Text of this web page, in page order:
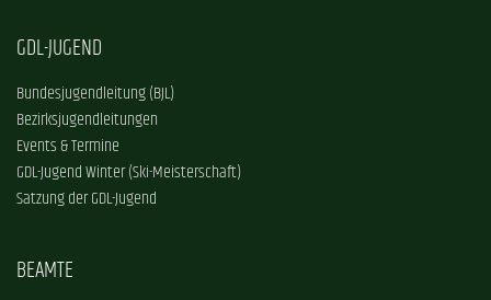
GDL-JUGEND
Bundesjugendleitung (BJL)
Bezirksjugendleitungen
Events & Termine
GDL-Jugend Winter (Ski-Meisterschaft)
Satzung der GDL-Jugend
BEAMTE